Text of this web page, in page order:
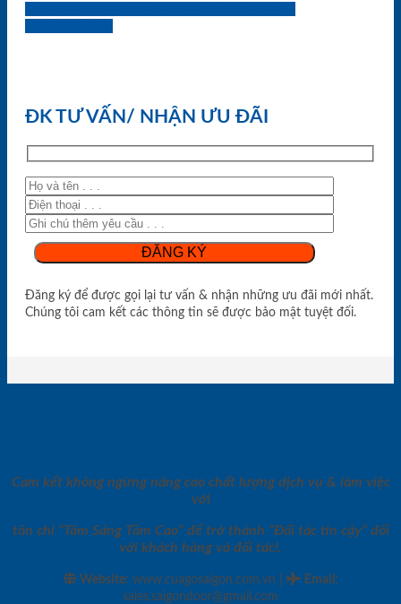
ĐK TƯ VẤN/ NHẬN ƯU ĐÃI
Đăng ký để được gọi lại tư vấn & nhận những ưu đãi mới nhất.
Chúng tôi cam kết các thông tin sẽ được bảo mật tuyệt đối.
Cam kết không ngừng nâng cao chất lượng dịch vụ & làm việc
với
tôn chỉ “Tâm Sáng Tầm Cao” để trở thành “Đối tác tin cậy” đối
với khách hàng và đối tác!.
Website: www.cuagosaigon.com.vn Email :
sales.saigondoor@gmail.com